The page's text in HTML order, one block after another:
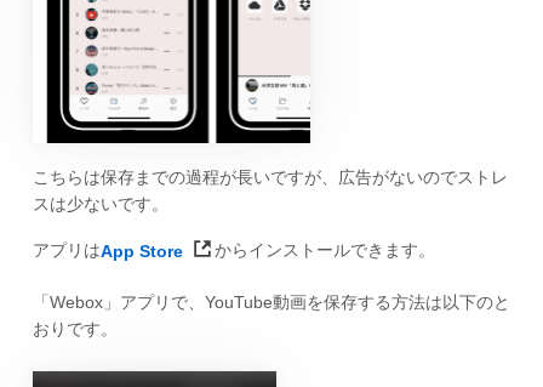
こちらは保存までの過程が長いですが、広告がないのでストレ
スは少ないです。
アプリはApp Store からインストールできます。
「Webox」アプリで、YouTube動画を保存する方法は以下のと
おりです。